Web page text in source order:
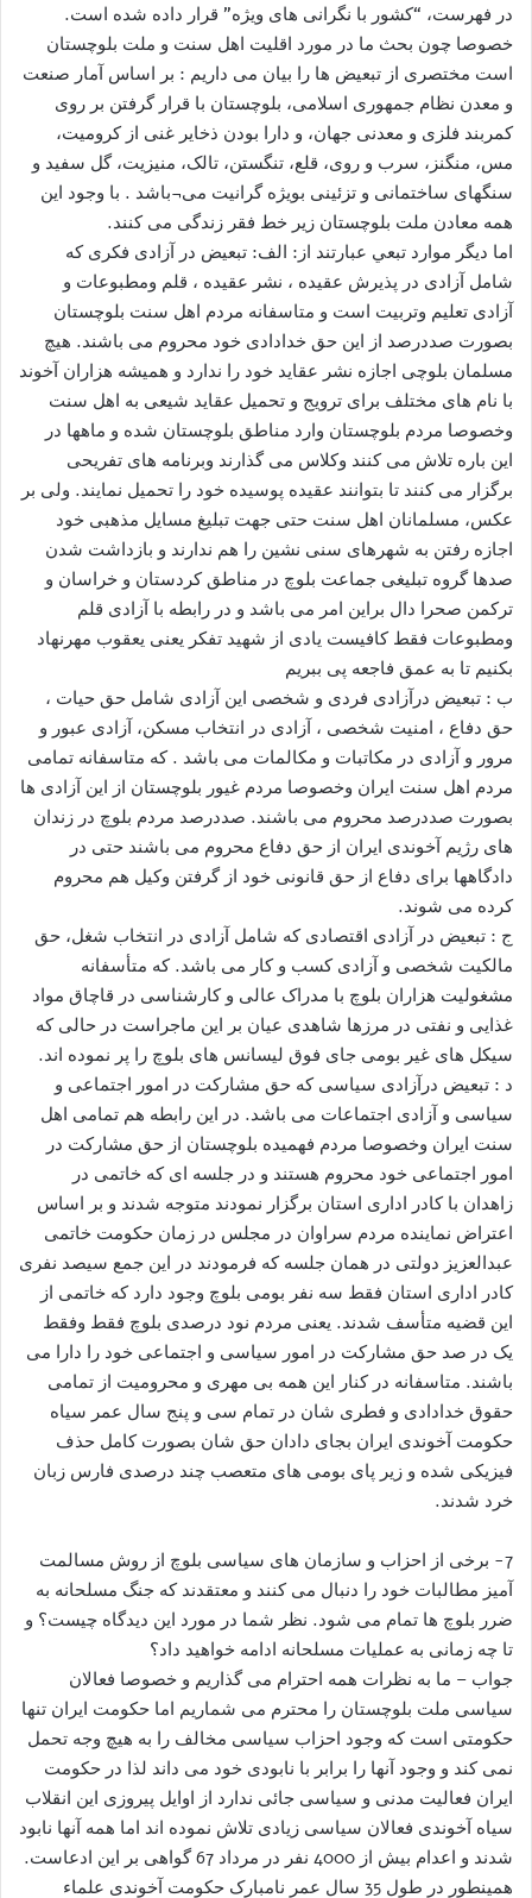
در فهرست، “کشور با نگرانی های ویژه” قرار داده شده است.
خصوصا چون بحث ما در مورد اقلیت اهل سنت و ملت بلوچستان
است مختصری از تبعیض ها را بیان می داریم : بر اساس آمار صنعت
و معدن نظام جمهوری اسلامی، بلوچستان با قرار گرفتن بر روی
کمربند فلزی و معدنی جهان، و دارا بودن ذخایر غنی از کرومیت،
مس، منگنز، سرب و روی، قلع، تنگستن، تالک، منیزیت، گل سفید و
سنگهای ساختمانی و تزئینی بویژه گرانیت می¬باشد . با وجود این
همه معادن ملت بلوچستان زیر خط فقر زندگى مى كنند.
اما ديگر موارد تبعي عبارتند از: الف: تبعیض در آزادی فکری که
شامل آزادی در پذیرش عقیده ، نشر عقیده ، قلم ومطبوعات و
آزادی تعلیم وتربیت است و متاسفانه مردم اهل سنت بلوچستان
بصورت صددرصد از این حق خدادادی خود محروم می باشند. هیچ
مسلمان بلوچی اجازه نشر عقاید خود را ندارد و همیشه هزاران آخوند
با نام های مختلف برای ترویج و تحمیل عقاید شیعی به اهل سنت
وخصوصا مردم بلوچستان وارد مناطق بلوچستان شده و ماهها در
این باره تلاش می کنند وکلاس می گذارند وبرنامه های تفریحی
برگزار می کنند تا بتوانند عقیده پوسیده خود را تحمیل نمایند. ولی بر
عکس، مسلمانان اهل سنت حتی جهت تبلیغ مسایل مذهبی خود
اجازه رفتن به شهرهای سنی نشین را هم ندارند و بازداشت شدن
صدها گروه تبلیغی جماعت بلوچ در مناطق کردستان و خراسان و
ترکمن صحرا دال براین امر می باشد و در رابطه با آزادی قلم
ومطبوعات فقط کافیست یادی از شهید تفکر یعنی یعقوب مهرنهاد
بکنیم تا به عمق فاجعه پی ببریم
ب : تبعیض درآزادی فردی و شخصی این آزادی شامل حق حیات ،
حق دفاع ، امنیت شخصی ، آزادی در انتخاب مسکن، آزادی عبور و
مرور و آزادی در مکاتبات و مکالمات می باشد . که متاسفانه تمامی
مردم اهل سنت ایران وخصوصا مردم غیور بلوچستان از این آزادی ها
بصورت صددرصد محروم می باشند. صددرصد مردم بلوچ در زندان
های رژیم آخوندی ایران از حق دفاع محروم می باشند حتی در
دادگاهها برای دفاع از حق قانونی خود از گرفتن وکیل هم محروم
کرده می شوند.
ج : تبعیض در آزادی اقتصادی که شامل آزادی در انتخاب شغل، حق
مالکیت شخصی و آزادی کسب و کار می باشد. که متأسفانه
مشغولیت هزاران بلوچ با مدراک عالی و کارشناسی در قاچاق مواد
غذایی و نفتی در مرزها شاهدی عیان بر این ماجراست در حالی که
سیکل های غیر بومی جای فوق لیسانس های بلوچ را پر نموده اند.
د : تبعیض درآزادی سیاسی که حق مشارکت در امور اجتماعی و
سیاسی و آزادی اجتماعات می باشد. در این رابطه هم تمامی اهل
سنت ایران وخصوصا مردم فهمیده بلوچستان از حق مشارکت در
امور اجتماعی خود محروم هستند و در جلسه ای که خاتمی در
زاهدان با کادر اداری استان برگزار نمودند متوجه شدند و بر اساس
اعتراض نماینده مردم سراوان در مجلس در زمان حکومت خاتمی
عبدالعزیز دولتی در همان جلسه که فرمودند در این جمع سیصد نفری
کادر اداری استان فقط سه نفر بومی بلوچ وجود دارد که خاتمی از
این قضیه متأسف شدند. یعنی مردم نود درصدی بلوچ فقط وفقط
یک در صد حق مشارکت در امور سیاسی و اجتماعی خود را دارا می
باشند. متاسفانه در کنار این همه بی مهری و محرومیت از تمامی
حقوق خدادادی و فطری شان در تمام سی و پنج سال عمر سیاه
حکومت آخوندی ایران بجای دادان حق شان بصورت کامل حذف
فیزیکی شده و زیر پای بومی های متعصب چند درصدی فارس زبان
خرد شدند.
7- برخی از احزاب و سازمان های سیاسی بلوچ از روش مسالمت
آمیز مطالبات خود را دنبال می کنند و معتقدند که جنگ مسلحانه به
ضرر بلوچ ها تمام می شود. نظر شما در مورد این دیدگاه چیست؟ و
تا چه زمانی به عملیات مسلحانه ادامه خواهید داد؟
جواب – ما به نظرات همه احترام می گذاریم و خصوصا فعالان
سیاسی ملت بلوچستان را محترم می شماریم اما حکومت ایران تنها
حکومتی است که وجود احزاب سیاسی مخالف را به هیچ وجه تحمل
نمی کند و وجود آنها را برابر با نابودی خود می داند لذا در حکومت
ایران فعالیت مدنی و سیاسی جائی ندارد از اوایل پیروزی این انقلاب
سیاه آخوندی فعالان سیاسی زیادی تلاش نموده اند اما همه آنها نابود
شدند و اعدام بیش از 4000 نفر در مرداد 67 گواهی بر این ادعاست.
همینطور در طول 35 سال عمر نامبارک حکومت آخوندی علماء